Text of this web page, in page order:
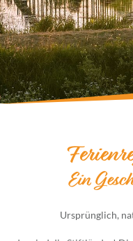
Ein
Ursprünglich,